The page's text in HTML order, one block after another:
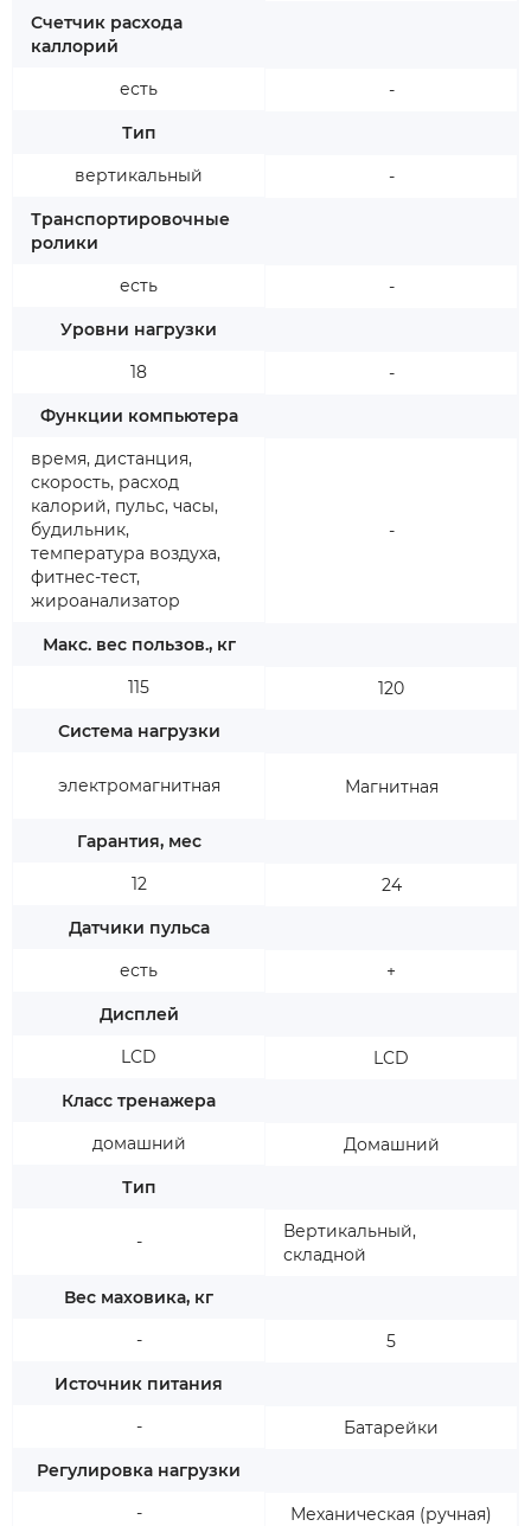
Счетчик расхода
каллорий
есть
Тип
вертикальный
Транспортировочные
ролики
есть
Уровни нагрузки
18
Функции компьютера
время, дистанция,
скорость, расход
калорий, пульс, часы,
будильник,
температура воздуха,
фитнес-тест,
жироанализатор
Макс. вес пользов., кг
115
Система нагрузки
электромагнитная
Гарантия, мес
12
Датчики пульса
есть
Дисплей
LCD
Класс тренажера
домашний
Тип
-
Вес маховика, кг
-
Источник питания
-
Регулировка нагрузки
-
-
-
-
-
-
120
Магнитная
24
+
LCD
Домашний
Вертикальный,
складной
5
Батарейки
Механическая (ручная)